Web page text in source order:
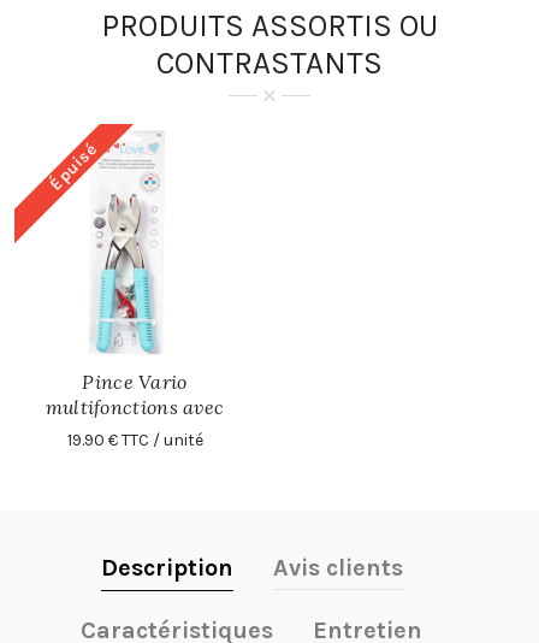
PRODUITS ASSORTIS OU
CONTRASTANTS
Épuisé
Pince Vario
multifonctions avec
adaptateur boutons
19.90 € TTC / unité
Description Avis clients
Caractéristiques Entretien